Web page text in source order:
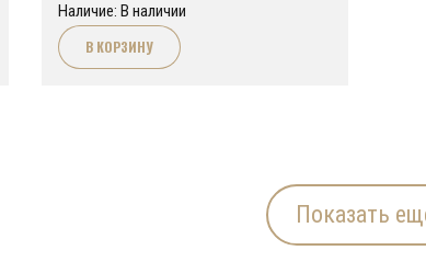
Наличие: В наличии
В КОРЗИНУ
Показать